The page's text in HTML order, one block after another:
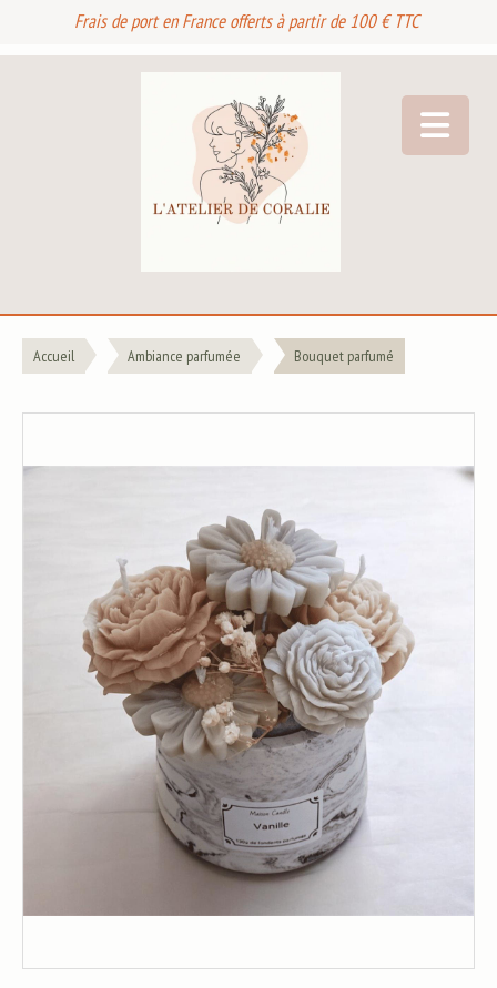
Frais de port en France offerts à partir de 100 € TTC
Accueil Ambiance parfumée Bouquet parfumé